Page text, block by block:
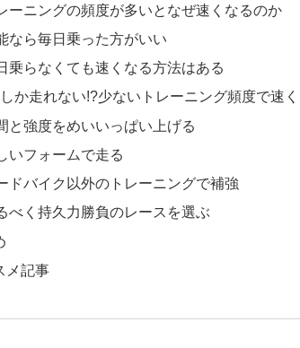
ーニングの頻度が多いとなぜ速くなるのか
なら毎日乗った方がいい
乗らなくても速くなる方法はある
か走れない!?少ないトレーニング頻度で速
と強度をめいいっぱい上げる
いフォームで走る
ドバイク以外のトレーニングで補強
べく持久力勝負のレースを選ぶ
メ記事